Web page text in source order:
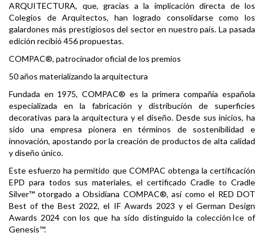
ARQUITECTURA, que, gracias a la implicación directa de los
Colegios de Arquitectos, han logrado consolidarse como los
galardones más prestigiosos del sector en nuestro país. La pasada
edición recibió 456 propuestas.
COMPAC®, patrocinador oficial de los premios
50 años materializando la arquitectura
Fundada en 1975, COMPAC® es la primera compañía española
especializada en la fabricación y distribución de superficies
decorativas para la arquitectura y el diseño. Desde sus inicios, ha
sido una empresa pionera en términos de sostenibilidad e
innovación, apostando por la creación de productos de alta calidad
y diseño único.
Este esfuerzo ha permitido que COMPAC obtenga la certificación
EPD para todos sus materiales, el certificado Cradle to Cradle
Silver™ otorgado a Obsidiana COMPAC®, así como el RED DOT
Best of the Best 2022, el IF Awards 2023 y el German Design
Awards 2024 con los que ha sido distinguido la colección Ice of
Genesis™.